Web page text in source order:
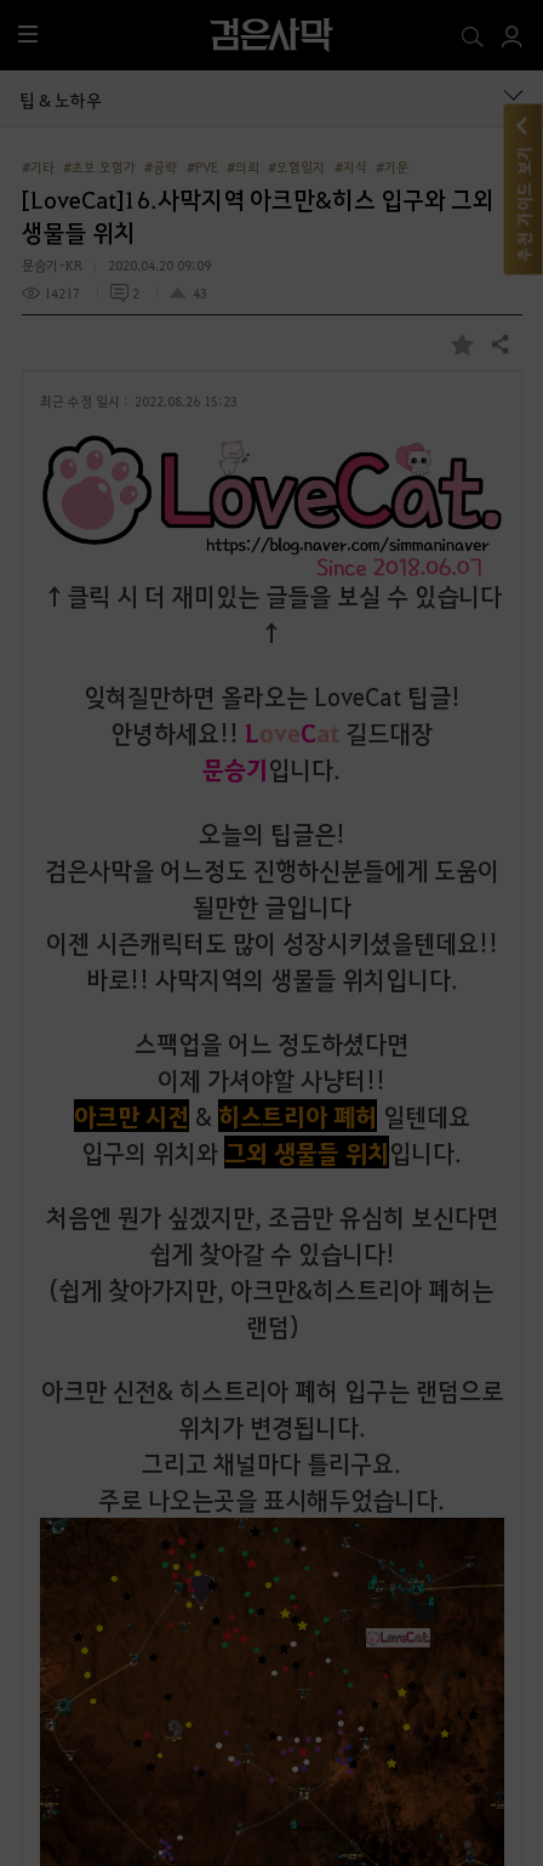
전
체
메
팁 & 노하우
#기타 #초보 모험가 #공략 #PVE #의뢰 #모험일지 #지식 #기운
[LoveCat]16.사막지역 아크만&히스 입구와 그외
생물들 위치
문승기-KR
2020.04.20 09:09
14217
2 43
즐
공유하기
최근 수정 일시 : 2022.08.26 15:23
↑클릭 시 더 재미있는 글들을 보실 수 있습니다
↑
잊혀질만하면 올라오는 LoveCat 팁글!
안녕하세요!! LoveCat 길드대장
문승기입니다.
오늘의 팁글은!
검은사막을 어느정도 진행하신분들에게 도움이
될만한 글입니다
이젠 시즌캐릭터도 많이 성장시키셨을텐데요!!
바로!! 사막지역의 생물들 위치입니다.
스팩업을 어느 정도하셨다면
이제 가셔야할 사냥터!!
아크만 시전 & 히스트리아 폐허 일텐데요
입구의 위치와그외 생물들 위치입니다.
처음엔 뭔가 싶겠지만, 조금만 유심히 보신다면
쉽게 찾아갈 수 있습니다!
(쉽게 찾아가지만, 아크만&히스트리아 폐허는
랜덤)
아크만 신전& 히스트리아 폐허 입구는 랜덤으로
위치가 변경됩니다.
그리고 채널마다 틀리구요.
주로 나오는곳을 표시해두었습니다.
추천 가이드 보기